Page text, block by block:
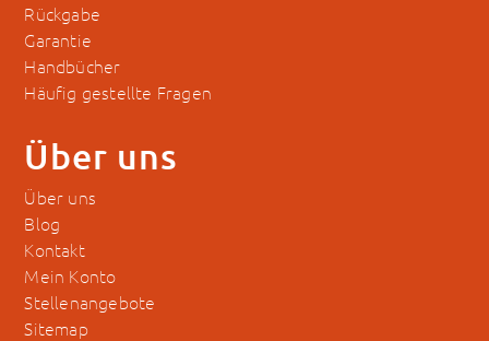
Rückgabe
Garantie
Handbücher
Häufig gestellte Fragen
Über uns
Über uns
Blog
Kontakt
Mein Konto
Stellenangebote
Sitemap